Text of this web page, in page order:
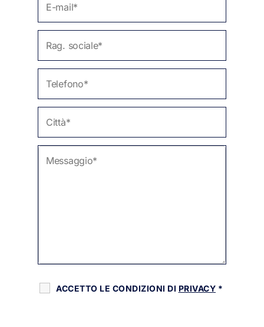
ACCETTO LE CONDIZIONI DI PRIVACY *